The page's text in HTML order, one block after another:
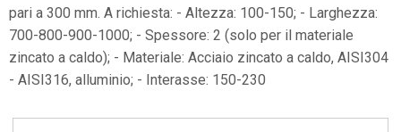
pari a 300 mm. A richiesta: - Altezza: 100-150; - Larghezza:
700-800-900-1000; - Spessore: 2 (solo per il materiale
zincato a caldo); - Materiale: Acciaio zincato a caldo, AISI304
- AISI316, alluminio; - Interasse: 150-230